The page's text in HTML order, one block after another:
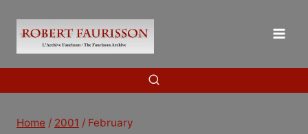
content
Home / 2001 / February